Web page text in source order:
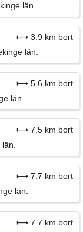
län.
⟼ 3.9 km bort
län.
⟼ 5.6 km bort
län.
⟼ 7.5 km bort
⟼ 7.7 km bort
län.
⟼ 7.7 km bort